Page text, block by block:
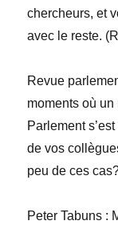
chercheurs, et
avec le reste. (
Revue
moments où
Parlement
de vos
peu de ces
Peter Tabuns :